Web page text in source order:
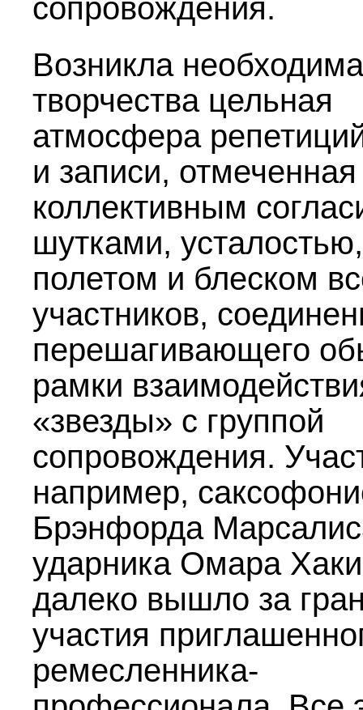
сопровождения.
Возникла
творчества цельная
атмосфера
и записи, отмеченная
коллективным
шутками, усталостью,
полетом и блеском
участников,
перешагивающего
рамки
«звезды» с группой
сопровождения.
например,
Брэнфорда
ударника Омара
далеко вышло за
участия
ремесленника-